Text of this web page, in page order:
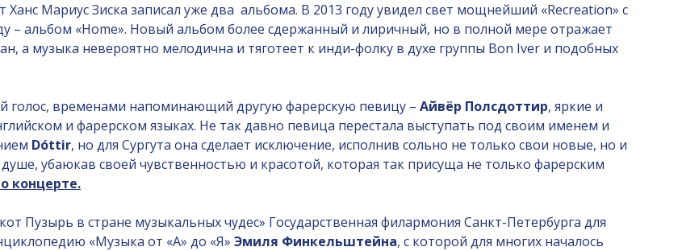
Мариус Зиска записал уже два альбома. В 2013 году увидел свет мощнейший «Recreation» с
– альбом «Home». Новый альбом более сдержанный и лиричный, но в полной мере отражает
а музыка невероятно мелодична и тяготеет к инди-фолку в духе группы Bon Iver и подобных
голос, временами напоминающий другую фарерскую певицу – Айвёр Полсдоттир, яркие и
и фарерском языках. Не так давно певица перестала выступать под своим именем и
Dóttir, но для Сургута она сделает исключение, исполнив сольно не только свои новые, но и
убаюкав своей чувственностью и красотой, которая так присуща не только фарерским
концерте.
Пузырь в стране музыкальных чудес» Государственная филармония Санкт-Петербурга для
«Музыка от «А» до «Я» Эмиля Финкельштейна, с которой для многих началось